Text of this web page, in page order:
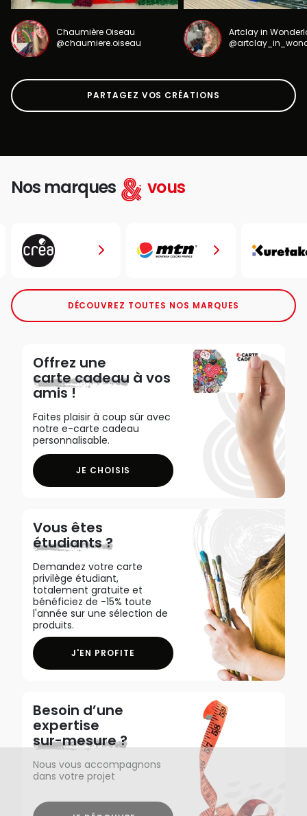
Chaumière Oiseau
@chaumiere.oiseau
Artclay in
PARTAGEZ VOS CRÉATIONS
Nos marques vous
DÉCOUVREZ TOUTES NOS MARQUES
Offrez une
carte cadeau à vos
amis !
Faites plaisir à coup sûr avec
notre e-carte cadeau
personnalisable.
JE CHOISIS
Vous êtes
étudiants ?
Demandez votre carte
privilège étudiant,
totalement gratuite et
bénéficiez de -15% toute
l'année sur une sélection de
produits.
J'EN PROFITE
Besoin d’une
expertise
sur-mesure ?
Nous vous accompagnons
dans votre projet